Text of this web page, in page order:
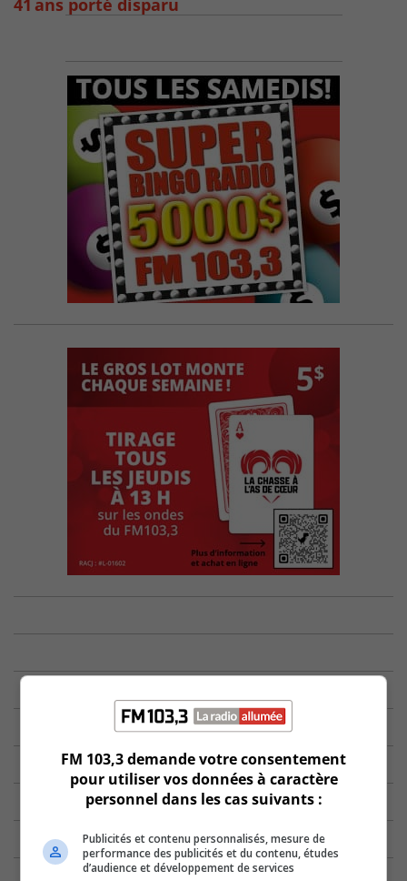
41 ans porté disparu
FM 103,3 demande votre consentement
pour utiliser vos données à caractère
personnel dans les cas suivants :
Publicités et contenu personnalisés, mesure de
performance des publicités et du contenu, études
d’audience et développement de services